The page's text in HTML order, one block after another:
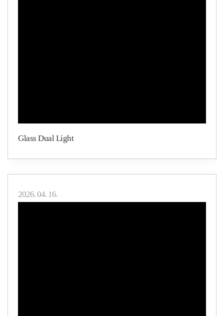
Glass Dual Light
2026. 04. 16.